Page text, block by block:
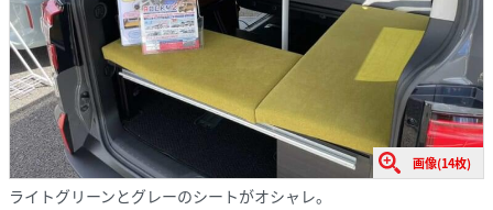
画像(14枚)
ライトグリーンとグレーのシートがオシャレ。